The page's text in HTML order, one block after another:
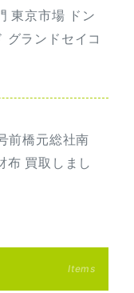
東京市場 ドン
グランドセイコ
前橋元総社南
布 買取しまし
Items